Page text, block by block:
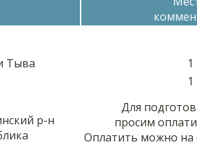
Тыва 1
р-н
1
Для
просим
Оплатить можно на